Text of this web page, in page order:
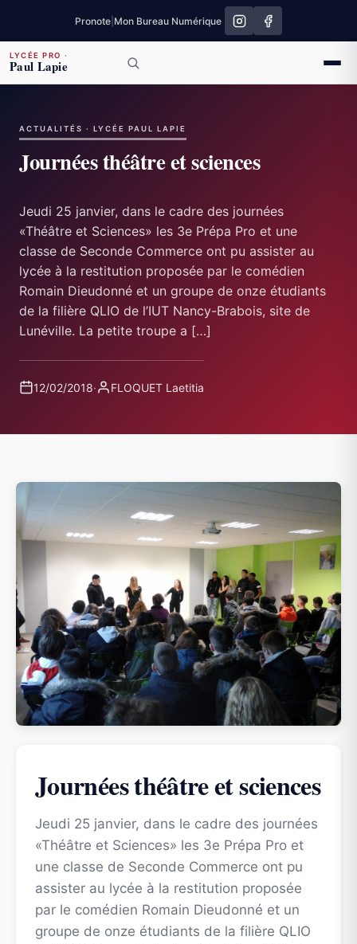
Pronote Mon Bureau Numérique
LYCÉE PRO ·
Paul Lapie
ACTUALITÉS · LYCÉE PAUL LAPIE
Journées théâtre et sciences
Jeudi 25 janvier, dans le cadre des journées
«Théâtre et Sciences» les 3e Prépa Pro et une
classe de Seconde Commerce ont pu assister au
lycée à la restitution proposée par le comédien
Romain Dieudonné et un groupe de onze étudiants
de la filière QLIO de l’IUT Nancy-Brabois, site de
Lunéville. La petite troupe a […]
12/02/2018· FLOQUET Laetitia
Journées théâtre et sciences
Jeudi 25 janvier, dans le cadre des journées
«Théâtre et Sciences» les 3e Prépa Pro et
une classe de Seconde Commerce ont pu
assister au lycée à la restitution proposée
par le comédien Romain Dieudonné et un
groupe de onze étudiants de la filière QLIO